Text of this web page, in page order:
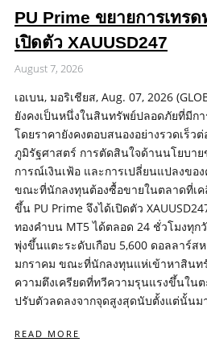
PU Prime ขยายการเทร
เปิดตัว XAUUSD247
August 7, 2026
เอเบน, มอริเชียส, Aug. 07, 2026
ยังคงเป็นหนึ่งในสินทรัพย์ปลอดภัยที่มีก
โดยราคายังคงตอบสนองอย่างรวดเร็ว
ภูมิรัฐศาสตร์ การตัดสินใจด้านนโยบา
การณ์เงินเฟ้อ และการเปลี่ยนแปลงขอ
ขณะที่นักลงทุนต้องซื้อขายในตลาดที่เค
ขึ้น PU Prime จึงได้เปิดตัว
ทองคำบน MT5 ได้ตลอด 24 ชั่วโมงทุก
พุ่งขึ้นแตะระดับเกือบ 5,600 ดอลลาร์ส
มกราคม ขณะที่นักลงทุนแห่เข้าหาสินท
ความตึงเครียดที่ทวีความรุนแรงขึ้นใน
ปรับตัวลดลงจากจุดสูงสุดนับตั้งแต่นั้นม
READ MORE